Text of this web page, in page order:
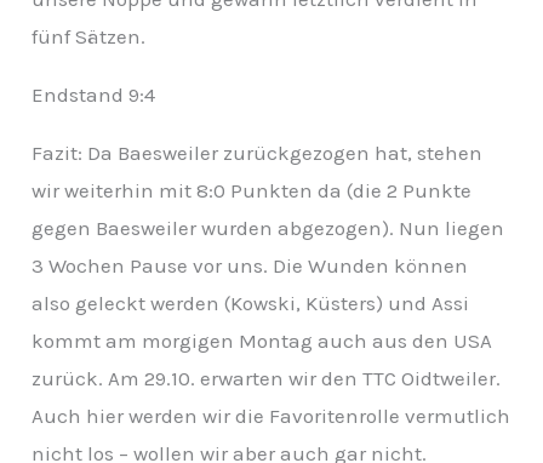
fünf Sätzen.
Endstand 9:4
Fazit: Da Baesweiler zurückgezogen hat, stehen
wir weiterhin mit 8:0 Punkten da (die 2 Punkte
gegen Baesweiler wurden abgezogen). Nun liegen
3 Wochen Pause vor uns. Die Wunden können
also geleckt werden (Kowski, Küsters) und Assi
kommt am morgigen Montag auch aus den USA
zurück. Am 29.10. erwarten wir den TTC Oidtweiler.
Auch hier werden wir die Favoritenrolle vermutlich
nicht los – wollen wir aber auch gar nicht.